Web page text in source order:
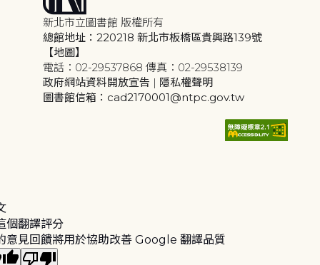
新北市立圖書館 版權所有
總館地址：220218 新北市板橋區貴興路139號
【地圖】
電話：02-29537868 傳真：02-29538139
政府網站資料開放宣告 | 隱私權聲明
圖書館信箱：cad2170001@ntpc.gov.tw
個翻譯評分
意見回饋將用於協助改善 Google 翻譯品質